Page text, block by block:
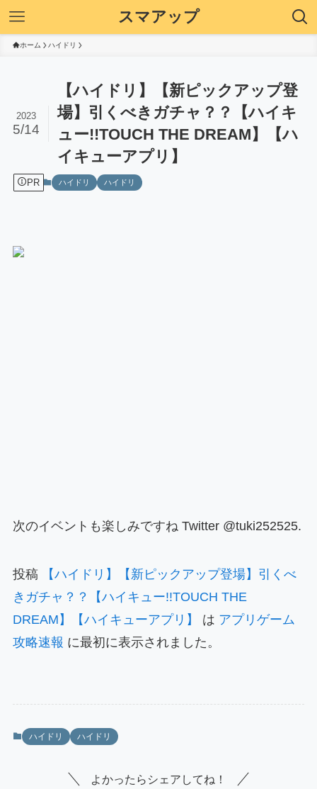
スマアップ
ホーム ハイドリ
【ハイドリ】【新ピックアップ登
場】引くべきガチャ？？【ハイキ
ュー!!TOUCH THE DREAM】【ハ
イキューアプリ】
2023
5/14
PR ハイドリ ハイドリ
次のイベントも楽しみですね Twitter @tuki252525.
投稿
【ハイドリ】【新ピックアップ登場】引くべ
きガチャ？？【ハイキュー!!TOUCH THE
DREAM】【ハイキューアプリ】
は アプリゲーム
攻略速報 に最初に表示されました。
ハイドリ ハイドリ
よかったらシェアしてね！